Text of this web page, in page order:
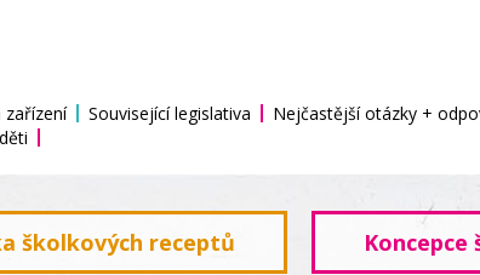
zařízení Související legislativa Nejčastější otázky +
školkových receptů Koncepce